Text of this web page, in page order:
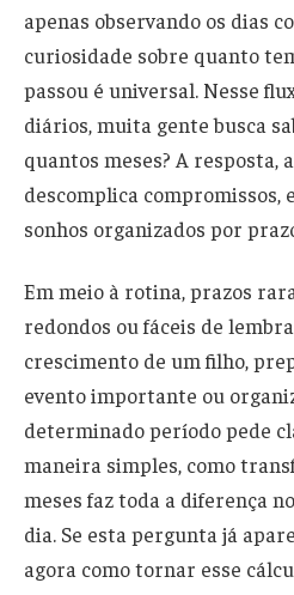
apenas observando os dias
curiosidade sobre quanto
passou é universal. Nesse
diários, muita gente busca
quantos meses? A resposta,
descomplica compromissos,
sonhos organizados por
Em meio à rotina, prazos
redondos ou fáceis de
crescimento de um filho,
evento importante ou
determinado período pede
maneira simples, como
meses faz toda a diferença
dia. Se esta pergunta já
agora como tornar esse